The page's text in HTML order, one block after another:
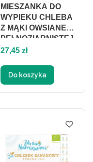
MIESZANKA DO
WYPIEKU CHLEBA
Z MĄKI OWSIANEJ
PEŁNOZIARNISTEJ
Z DODATKIEM
OWSIANYCH I
NASION
BEZGLUTENOWA
Cena
27,45 zł
Do koszyka